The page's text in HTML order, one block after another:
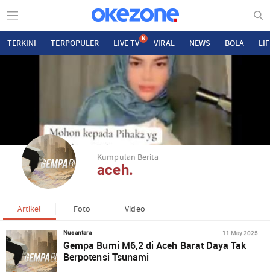
TERKINI TERPOPULER LIVE TV N VIRAL NEWS BOLA
Kumpulan Berita
aceh.
Artikel Foto Video
Nusantara 11 May 2025
Gempa Bumi M6,2 di Aceh Barat Daya Tak
Berpotensi Tsunami